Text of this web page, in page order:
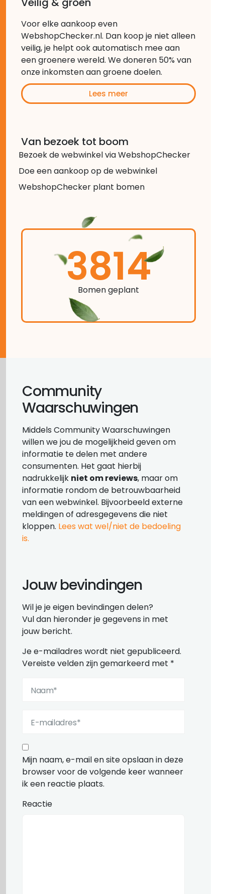
Voor elke aankoop even
WebshopChecker.nl. Dan koop je niet alleen
veilig, je helpt ook automatisch mee aan
een groenere wereld. We doneren 50% van
onze inkomsten aan groene doelen.
Lees meer
Van bezoek tot boom
Bezoek de webwinkel via WebshopChecker
Doe een aankoop op de webwinkel
WebshopChecker plant bomen
3814
Bomen geplant
Community
Waarschuwingen
Middels Community Waarschuwingen
willen we jou de mogelijkheid geven om
informatie te delen met andere
consumenten. Het gaat hierbij
nadrukkelijk niet om reviews, maar om
informatie rondom de betrouwbaarheid
van een webwinkel. Bijvoorbeeld externe
meldingen of adresgegevens die niet
kloppen. Lees wat wel/niet de bedoeling
is.
Jouw bevindingen
Wil je je eigen bevindingen delen?
Vul dan hieronder je gegevens in met
jouw bericht.
Je e-mailadres wordt niet gepubliceerd.
Vereiste velden zijn gemarkeerd met *
Mijn naam, e-mail en site opslaan in deze
browser voor de volgende keer wanneer
ik een reactie plaats.
Reactie